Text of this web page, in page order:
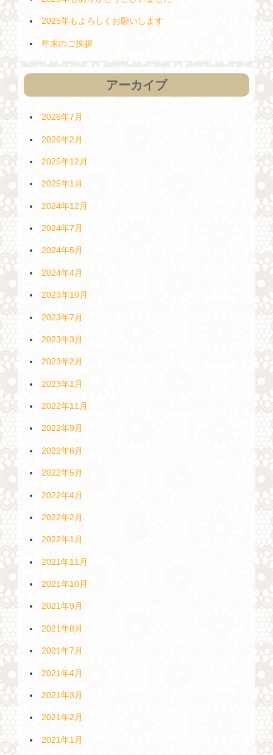
2025年もよろしくお願いします
年末のご挨拶
アーカイブ
2026年7月
2026年2月
2025年12月
2025年1月
2024年12月
2024年7月
2024年5月
2024年4月
2023年10月
2023年7月
2023年3月
2023年2月
2023年1月
2022年11月
2022年9月
2022年6月
2022年5月
2022年4月
2022年2月
2022年1月
2021年11月
2021年10月
2021年9月
2021年8月
2021年7月
2021年4月
2021年3月
2021年2月
2021年1月